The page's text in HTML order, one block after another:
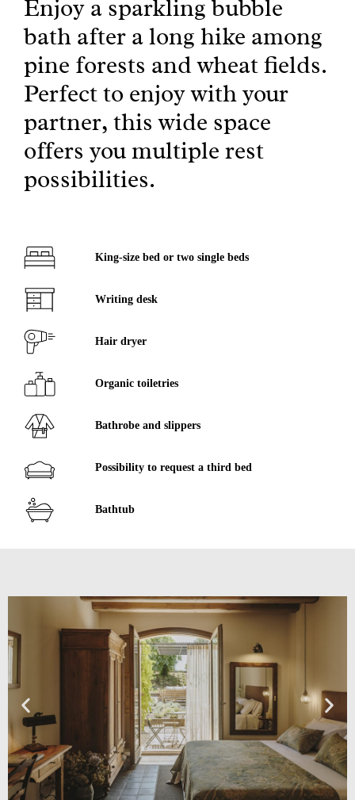
Enjoy a sparkling bubble
bath after a long hike among
pine forests and wheat fields.
Perfect to enjoy with your
partner, this wide space
offers you multiple rest
possibilities.
King-size bed or two single beds
Writing desk
Hair dryer
Organic toiletries
Bathrobe and slippers
Possibility to request a third bed
Bathtub